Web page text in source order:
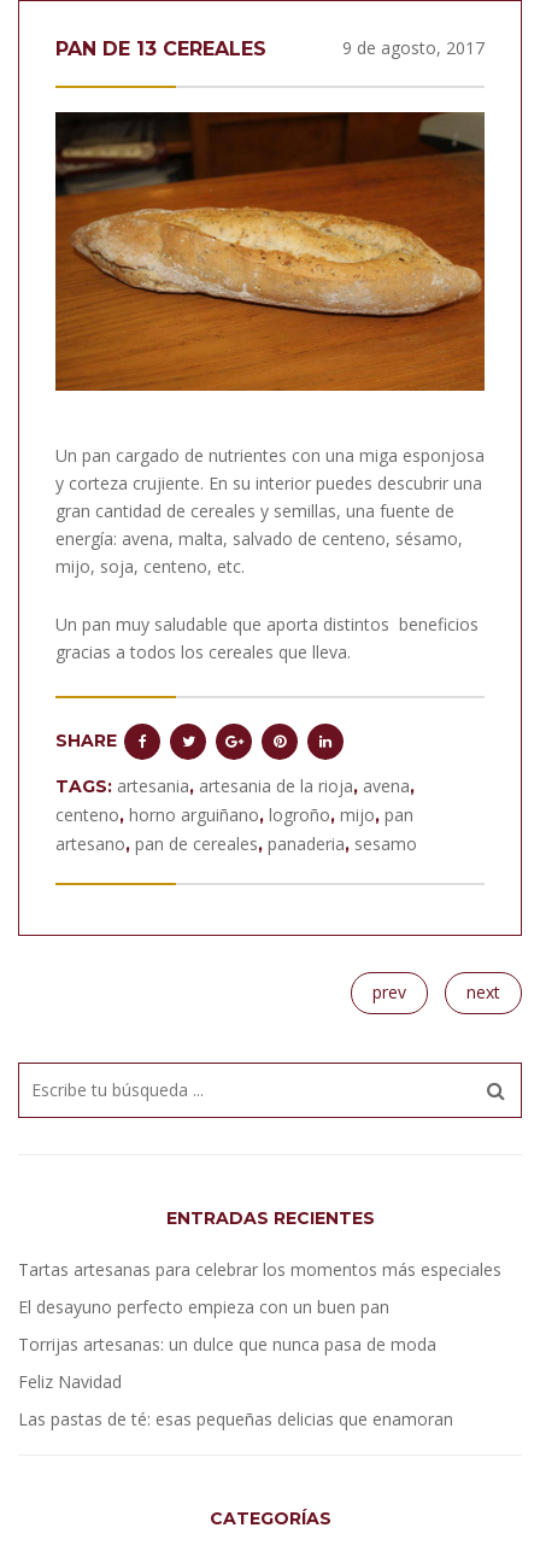
PAN DE 13 CEREALES 9 de agosto, 2017
Un pan cargado de nutrientes con una miga esponjosa
y corteza crujiente. En su interior puedes descubrir una
gran cantidad de cereales y semillas, una fuente de
energía: avena, malta, salvado de centeno, sésamo,
mijo, soja, centeno, etc.
Un pan muy saludable que aporta distintos beneficios
gracias a todos los cereales que lleva.
SHARE
TAGS: artesania, artesania de la rioja, avena,
centeno, horno arguiñano, logroño, mijo, pan
artesano, pan de cereales, panaderia, sesamo
prev next
ENTRADAS RECIENTES
Tartas artesanas para celebrar los momentos más especiales
El desayuno perfecto empieza con un buen pan
Torrijas artesanas: un dulce que nunca pasa de moda
Feliz Navidad
Las pastas de té: esas pequeñas delicias que enamoran
CATEGORÍAS